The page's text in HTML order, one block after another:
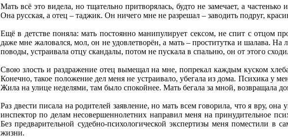
Мать всё это видела, но тщательно притворялась, будто не замечает, а
Она русская, а отец – таджик. Он ничего мне не разрешал – заводить подруг,
Ещё в детстве поняла: мать постоянно манипулирует сексом, не спит с отцом
даже мне жаловался, мол, он не удовлетворён, а мать – проститутка и шалава. На
поводы, устраивала отцу скандалы, потом не пускала в спальню, он от этого
Свою злость и раздражение отец вымещал на мне, попрекал каждым куском
Конечно, такое положение дел меня не устраивало, убегала из дома. Психика у
Жила на улице неделями, там было спокойнее. Мать бегала за мной, возвращала
Раз двести писала на родителей заявление, но мать всем говорила, что я вру,
инспектор по делам несовершеннолетних направил меня на принудительное
Без предварительной судебно-психологической экспертизы меня поместили
жизни.